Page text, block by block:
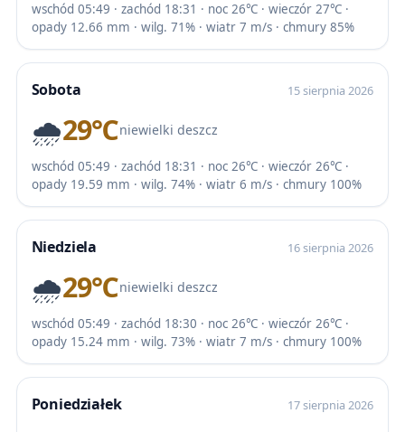
wschód 05:49 · zachód 18:31 · noc 26℃ · wieczór 27℃ ·
opady 12.66 mm · wilg. 71% · wiatr 7 m/s · chmury 85%
Sobota 15 sierpnia 2026
🌧️29℃niewielki deszcz
wschód 05:49 · zachód 18:31 · noc 26℃ · wieczór 26℃ ·
opady 19.59 mm · wilg. 74% · wiatr 6 m/s · chmury 100%
Niedziela 16 sierpnia 2026
🌧️29℃niewielki deszcz
wschód 05:49 · zachód 18:30 · noc 26℃ · wieczór 26℃ ·
opady 15.24 mm · wilg. 73% · wiatr 7 m/s · chmury 100%
Poniedziałek 17 sierpnia 2026